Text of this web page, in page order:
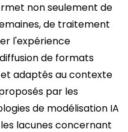
non seulement de
de traitement
l'expérience
de formats
adaptés au contexte
par les
de modélisation IA
lacunes concernant